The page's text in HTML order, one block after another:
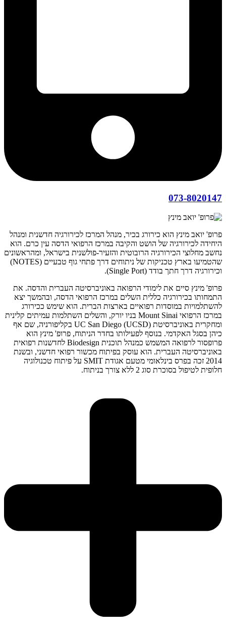
073-8020147
פרופ' יואב מינץ הוא כירורג בכיר, מנהל המרכז לכירורגיה חדשנית ומנהל
היחידה לכירורגיה של הושט והקיבה במרכז הרפואי הדסה עין כרם. הוא
נחשב מחלוצי הכירורגיה הרובוטית והזעיר-פולשנית בישראל, ומהראשונים
שהטמיעו בארץ טכניקות של ניתוחים דרך פתחי גוף טבעיים (NOTES)
וכירורגיה דרך חתך בודד (Single Port).
פרופ' מינץ סיים את לימודי הרפואה באוניברסיטה העברית והדסה. את
התמחותו בכירורגיה כללית השלים במרכז הרפואי הדסה, ובהמשך יצא
להשתלמויות במוסדות רפואיים בארצות הברית. הוא שימש ככירורג
במרכז הרפואי Mount Sinai בניו יורק, והשלים השתלמות עמיתים קלינית
ומחקרית באוניברסיטת UC San Diego (UCSD) בקליפורניה, שם אף
כיהן בסגל האקדמי. בנוסף לפעילותו בחדר הניתוח, פרופ' מינץ הוא
פרופסור לרפואה המשמש כמנהל תוכנית Biodesign לחדשנות רפואית
באוניברסיטה העברית. הוא עוסק בפיתוח מכשור רפואי חדשני, ובשנת
2014 זכה בפרס בינלאומי מטעם אגודת SMIT על פיתוח טכנולוגיה
חלופית לטיפול בסוכרת סוג 2 ללא צורך בניתוח.